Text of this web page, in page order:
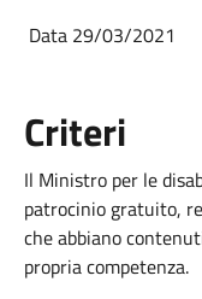
Data 29/03/2021
Criteri
Il Ministro per le
patrocinio gratuito,
che abbiano
propria competenza.